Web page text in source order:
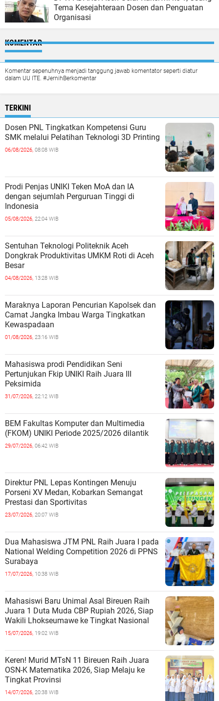
Tema Kesejahteraan Dosen dan Penguatan
Organisasi
KOMENTAR
Komentar sepenuhnya menjadi tanggung jawab komentator seperti diatur
dalam UU ITE. #JernihBerkomentar
TERKINI
Dosen PNL Tingkatkan Kompetensi Guru
SMK melalui Pelatihan Teknologi 3D Printing
06/08/2026, 08:08 WIB
Prodi Penjas UNIKI Teken MoA dan IA
dengan sejumlah Perguruan Tinggi di
Indonesia
05/08/2026, 22:04 WIB
Sentuhan Teknologi Politeknik Aceh
Dongkrak Produktivitas UMKM Roti di Aceh
Besar
04/08/2026, 13:28 WIB
Maraknya Laporan Pencurian Kapolsek dan
Camat Jangka Imbau Warga Tingkatkan
Kewaspadaan
01/08/2026, 23:16 WIB
Mahasiswa prodi Pendidikan Seni
Pertunjukan Fkip UNIKI Raih Juara III
Peksimida
31/07/2026, 22:12 WIB
BEM Fakultas Komputer dan Multimedia
(FKOM) UNIKI Periode 2025/2026 dilantik
29/07/2026, 06:42 WIB
Direktur PNL Lepas Kontingen Menuju
Porseni XV Medan, Kobarkan Semangat
Prestasi dan Sportivitas
23/07/2026, 20:07 WIB
Dua Mahasiswa JTM PNL Raih Juara I pada
National Welding Competition 2026 di PPNS
Surabaya
17/07/2026, 10:38 WIB
Mahasiswi Baru Unimal Asal Bireuen Raih
Juara 1 Duta Muda CBP Rupiah 2026, Siap
Wakili Lhokseumawe ke Tingkat Nasional
15/07/2026, 19:02 WIB
Keren! Murid MTsN 11 Bireuen Raih Juara
OSN-K Matematika 2026, Siap Melaju ke
Tingkat Provinsi
14/07/2026, 20:38 WIB